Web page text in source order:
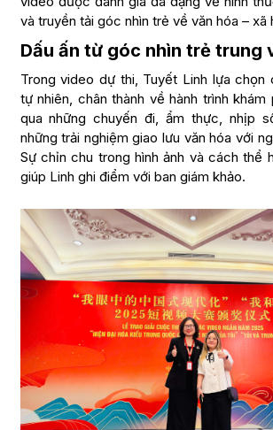
và truyền tải góc nhìn trẻ về văn hóa – xã
Dấu ấn từ góc nhìn trẻ trung
Trong video dự thi, Tuyết Linh lựa chọn
tự nhiên, chân thành về hành trình khám
qua những chuyến đi, ẩm thực, nhịp
những trải nghiệm giao lưu văn hóa với
Sự chỉn chu trong hình ảnh và cách thể
giúp Linh ghi điểm với ban giám khảo.